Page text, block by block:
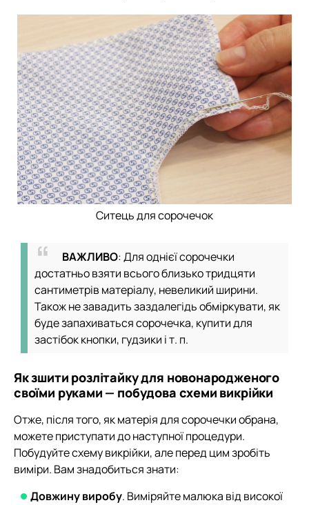
Ситець для сорочечок
ВАЖЛИВО: Для однієї сорочечки
достатньо взяти всього близько тридцяти
сантиметрів матеріалу, невеликий ширини.
Також не завадить заздалегідь обміркувати, як
буде запахиваться сорочечка, купити для
застібок кнопки, гудзики і т. п.
Як зшити розлітайку для новонародженого
своїми руками — побудова схеми викрійки
Отже, після того, як матерія для сорочечки обрана,
можете приступати до наступної процедури.
Побудуйте схему викрійки, але перед цим зробіть
виміри. Вам знадобиться знати:
Довжину виробу. Виміряйте малюка від високої